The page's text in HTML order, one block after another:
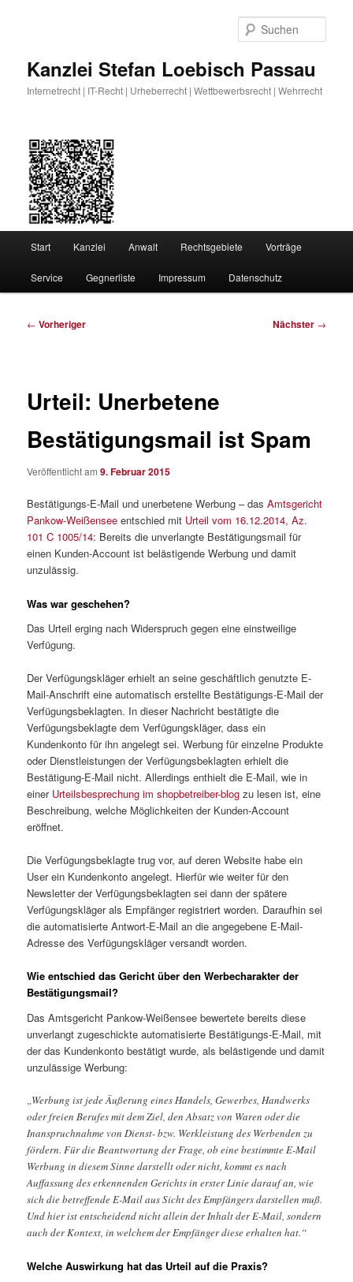
Kanzlei Stefan Loebisch Passau
Internetrecht | IT-Recht | Urheberrecht | Wettbewerbsrecht | Wehrrecht
Start Kanzlei Anwalt Rechtsgebiete Vorträge
Service Gegnerliste Impressum Datenschutz
Beitragsnavigation
← Vorheriger Nächster →
Urteil: Unerbetene
Bestätigungsmail ist Spam
Veröffentlicht am9. Februar 2015
Bestätigungs-E-Mail und unerbetene Werbung – dasAmtsgericht
Pankow-Weißensee entschied mit Urteil vom 16.12.2014, Az.
101 C 1005/14: Bereits die unverlangte Bestätigungsmail für
einen Kunden-Account ist belästigende Werbung und damit
unzulässig.
Was war geschehen?
Das Urteil erging nach Widerspruch gegen eine einstweilige
Verfügung.
Der Verfügungskläger erhielt an seine geschäftlich genutzte E-
Mail-Anschrift eine automatisch erstellte Bestätigungs-E-Mail der
Verfügungsbeklagten. In dieser Nachricht bestätigte die
Verfügungsbeklagte dem Verfügungskläger, dass ein
Kundenkonto für ihn angelegt sei. Werbung für einzelne Produkte
oder Dienstleistungen der Verfügungsbeklagten erhielt die
Bestätigung-E-Mail nicht. Allerdings enthielt die E-Mail, wie in
einer Urteilsbesprechung im shopbetreiber-blog zu lesen ist, eine
Beschreibung, welche Möglichkeiten der Kunden-Account
eröffnet.
Die Verfügungsbeklagte trug vor, auf deren Website habe ein
User ein Kundenkonto angelegt. Hierfür wie weiter für den
Newsletter der Verfügungsbeklagten sei dann der spätere
Verfügungskläger als Empfänger registriert worden. Daraufhin sei
die automatisierte Antwort-E-Mail an die angegebene E-Mail-
Adresse des Verfügungskläger versandt worden.
Wie entschied das Gericht über den Werbecharakter der
Bestätigungsmail?
Das Amtsgericht Pankow-Weißensee bewertete bereits diese
unverlangt zugeschickte automatisierte Bestätigungs-E-Mail, mit
der das Kundenkonto bestätigt wurde, als belästigende und damit
unzulässige Werbung:
„Werbung ist jede Äußerung eines Handels, Gewerbes, Handwerks
oder freien Berufes mit dem Ziel, den Absatz von Waren oder die
Inanspruchnahme von Dienst- bzw. Werkleistung des Werbenden zu
fördern. Für die Beantwortung der Frage, ob eine bestimmte E-Mail
Werbung in diesem Sinne darstellt oder nicht, kommt es nach
Auffassung des erkennenden Gerichts in erster Linie darauf an, wie
sich die betreffende E-Mail aus Sicht des Empfängers darstellen muß.
Und hier ist entscheidend nicht allein der Inhalt der E-Mail, sondern
auch der Kontext, in welchem der Empfänger diese erhalten hat.“
Welche Auswirkung hat das Urteil auf die Praxis?